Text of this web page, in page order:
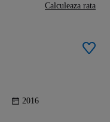
2016
Calculeaza rata